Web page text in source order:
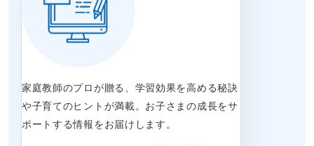
家庭教師のプロが贈る、学習効果を高める秘訣
や子育てのヒントが満載。お子さまの成長をサ
ポートする情報をお届けします。